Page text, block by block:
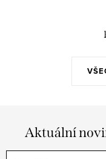
Aktuální